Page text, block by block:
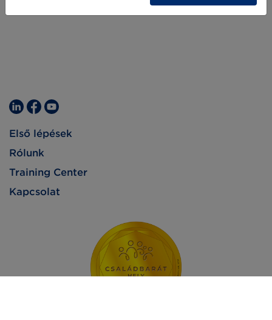
Első lépések
Rólunk
Training Center
Kapcsolat